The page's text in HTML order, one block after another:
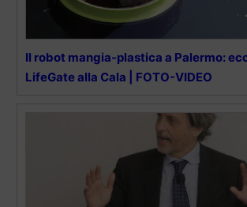
Il robot mangia-plastica a Palermo:
LifeGate alla Cala | FOTO-VIDEO